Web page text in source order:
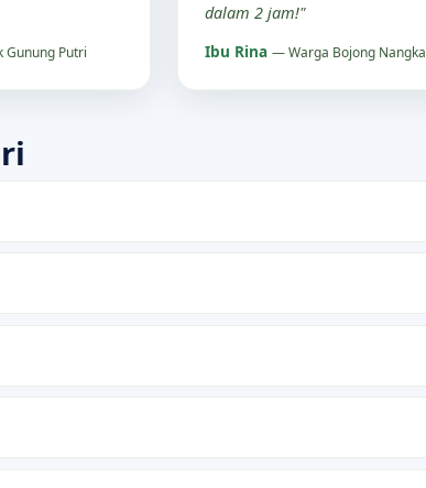
Putri
dalam 2 jam!"
Ibu Rina — Warga Bojong Nangka